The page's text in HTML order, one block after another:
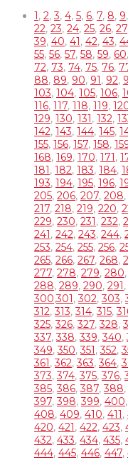
1, 2,3, 4, 5, 6, 7, 8, 9,
22, 23, 24, 25, 26, 27
39, 40, 41, 42, 43,
55, 56, 57, 58, 59, 60,
72, 73, 74, 75, 76,
88, 89, 90, 91, 92,
103, 104, 105, 106,
116, 117, 118, 119,
129, 130, 131, 132,
142, 143, 144, 145,
155, 156, 157, 158,
168, 169, 170, 171,
181, 182, 183, 184,
193, 194, 195, 196,
205, 206, 207, 208,
217, 218, 219, 220,
229, 230, 231, 232,
241, 242, 243, 244,
253, 254, 255, 256,
265, 266, 267, 268,
277, 278, 279, 280,
288, 289, 290, 291,
300,301,302,303,
312,313,314,315,
325,326,327,328,
337,338,339,340,
349,350,351,352,
361,362,363,364,
373,374,375,376,
385,386,387,388,
397,398,399, 400,
408, 409, 410, 411,
420, 421, 422, 423,
432, 433, 434, 435,
444, 445, 446, 447,